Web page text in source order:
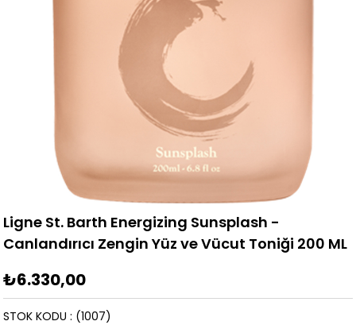
Ligne St. Barth Energizing Sunsplash -
Canlandırıcı Zengin Yüz ve Vücut Toniği 200 ML
₺6.330,00
(1007)
STOK KODU